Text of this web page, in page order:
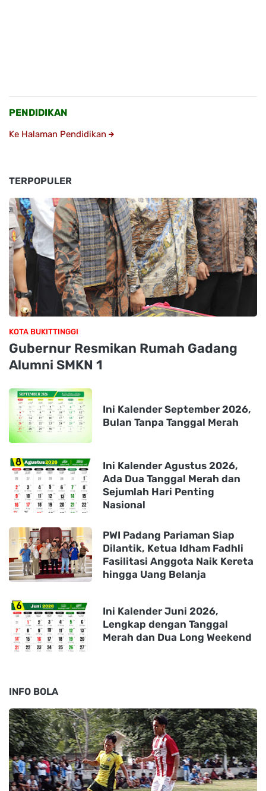
PENDIDIKAN
Ke Halaman Pendidikan
TERPOPULER
KOTA BUKITTINGGI
Gubernur Resmikan Rumah Gadang
Alumni SMKN 1
Ini Kalender September 2026,
Bulan Tanpa Tanggal Merah
Ini Kalender Agustus 2026,
Ada Dua Tanggal Merah dan
Sejumlah Hari Penting
Nasional
PWI Padang Pariaman Siap
Dilantik, Ketua Idham Fadhli
Fasilitasi Anggota Naik Kereta
hingga Uang Belanja
Ini Kalender Juni 2026,
Lengkap dengan Tanggal
Merah dan Dua Long Weekend
INFO BOLA